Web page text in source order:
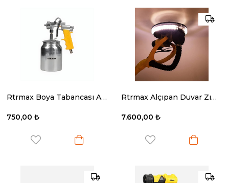
Rtrmax Boya Tabancası Alttan Depolu
750,00 ₺
Rtrmax Alçıpan Duvar Zımpara Makibesi 710W 225 Mm
7.600,00 ₺